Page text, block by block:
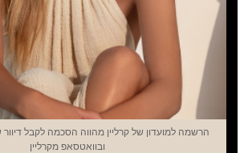
הרשמה למועדון של קרליין מהווה הסכמה לקבל דיוור
ובוואטסאפ מקרליין